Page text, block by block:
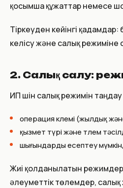
қосымша құжаттар немесе
Тіркеуден кейінгі
келісу және салық режиміне
2. Салық салу:
ИП үшін салық режимін
операция көлемі (жылдық
қызмет түрі және төлем
шығындарды есептеу
Жиі қолданылатын
әлеуметтік төлемдер,